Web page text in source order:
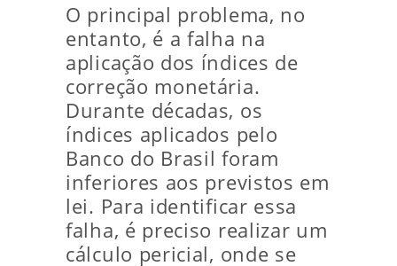
O principal problema, no
entanto, é a falha na
aplicação dos índices de
correção monetária.
Durante décadas, os
índices aplicados pelo
Banco do Brasil foram
inferiores aos previstos em
lei. Para identificar essa
falha, é preciso realizar um
cálculo pericial, onde se